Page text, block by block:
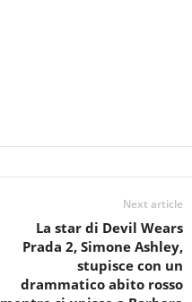
Next article
La star di Devil Wears
Prada 2, Simone Ashley,
stupisce con un
drammatico abito rosso